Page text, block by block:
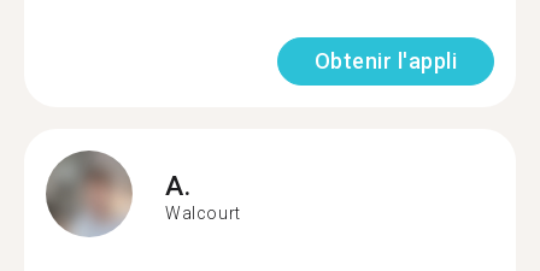
Obtenir l'appli
A.
Walcourt